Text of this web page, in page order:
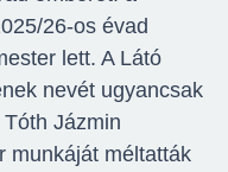
26-os évad
lett. A Látó
nevét ugyancsak
Jázmin
munkáját méltatták